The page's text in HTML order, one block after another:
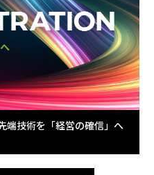
技術を「経営の確信」へ